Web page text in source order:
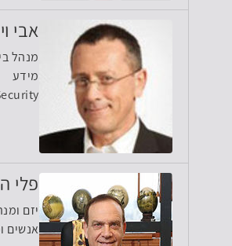
אבי
מנהל
מידע
פלי
יזם
אנשים